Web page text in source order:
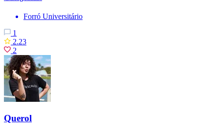
Forró Universitário
1
2.23
2
Querol